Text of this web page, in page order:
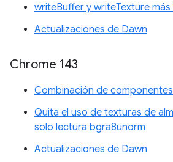
writeBuffer y writeTexture
Actualizaciones de Dawn
Chrome 143
Combinación de
Quita el uso de texturas de
solo lectura bgra8unorm
Actualizaciones de Dawn